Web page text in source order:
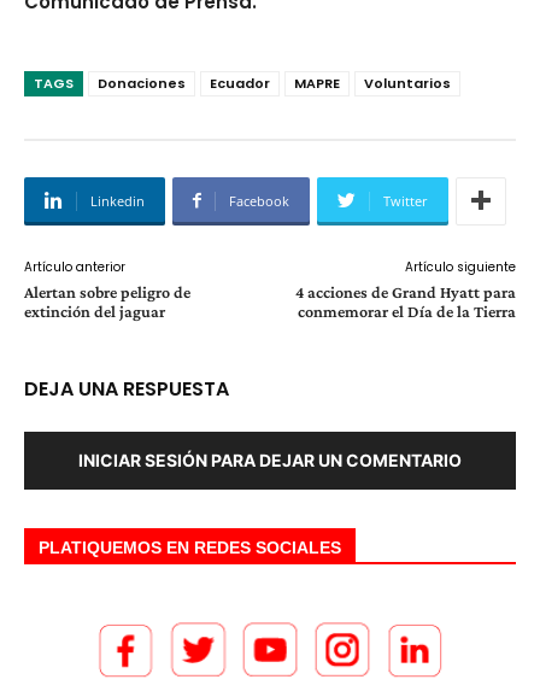
TAGS Donaciones Ecuador MAPRE Voluntarios
Linkedin Facebook Twitter
Artículo anterior
Alertan sobre peligro de
extinción del jaguar
Artículo siguiente
4 acciones de Grand Hyatt para
conmemorar el Día de la Tierra
DEJA UNA RESPUESTA
INICIAR SESIÓN PARA DEJAR UN COMENTARIO
PLATIQUEMOS EN REDES SOCIALES